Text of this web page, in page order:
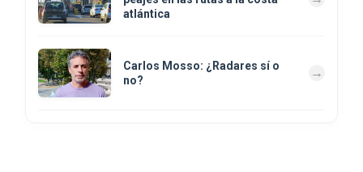
atlántica
Carlos Mosso: ¿Radares sí o
no?